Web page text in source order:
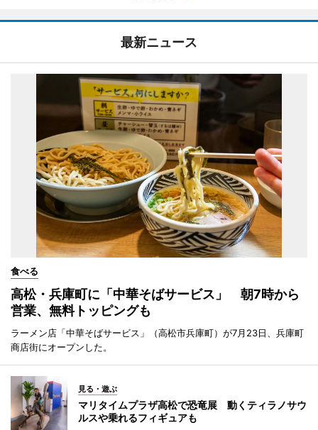
最新ニュース
食べる
高松・兵庫町に「中華そばサービス」 朝7時から
営業、無料トッピングも
ラーメン店「中華そばサービス」（高松市兵庫町）が7月23日、兵庫町
商店街にオープンした。
見る・遊ぶ
マリタイムプラザ高松で恐竜展 動くティラノサウ
ルスや乗れるフィギュアも